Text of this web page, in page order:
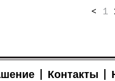
< 1
Контакты